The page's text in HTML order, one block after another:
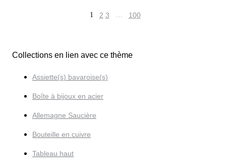
1 2 3 … 100
Collections en lien avec ce thème
Assiette(s) bavaroise(s)
Boîte à bijoux en acier
Allemagne Saucière
Bouteille en cuivre
Tableau haut